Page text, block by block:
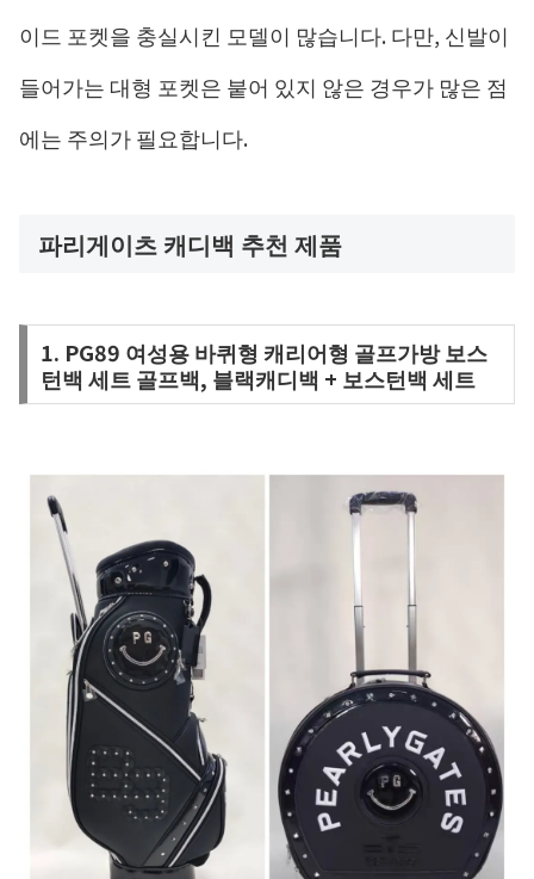
이드 포켓을 충실시킨 모델이 많습니다. 다만, 신발이
들어가는 대형 포켓은 붙어 있지 않은 경우가 많은 점
에는 주의가 필요합니다.
파리게이츠 캐디백 추천 제품
1. PG89 여성용 바퀴형 캐리어형 골프가방 보스
턴백 세트 골프백, 블랙캐디백 + 보스턴백 세트